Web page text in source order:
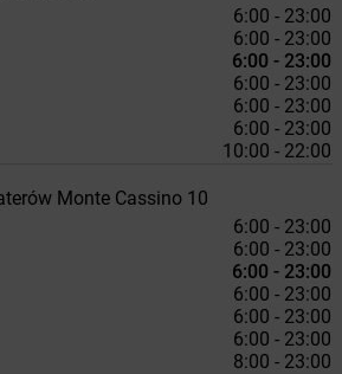
6:00 - 23:00
6:00 - 23:00
6:00 - 23:00
6:00 - 23:00
6:00 - 23:00
6:00 - 23:00
10:00 - 22:00
Monte Cassino 10
6:00 - 23:00
6:00 - 23:00
6:00 - 23:00
6:00 - 23:00
6:00 - 23:00
6:00 - 23:00
8:00 - 23:00